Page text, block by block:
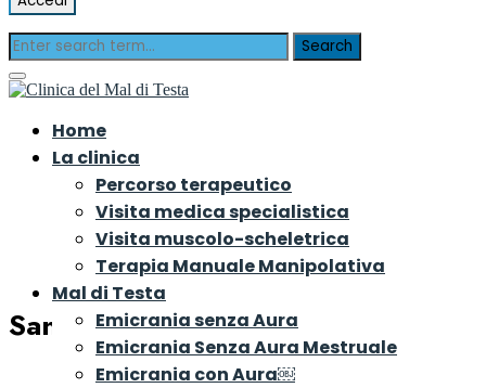
Home
La clinica
Percorso terapeutico
Visita medica specialistica
Visita muscolo-scheletrica
Terapia Manuale Manipolativa
Mal di Testa
Emicrania senza Aura
Emicrania Senza Aura Mestruale
Emicrania con Aura￼
San Donà di Piave